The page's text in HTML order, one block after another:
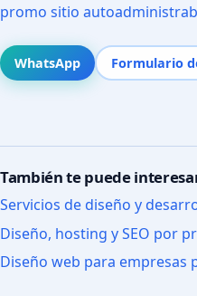
promo sitio
WhatsApp Formulario
También te puede
Servicios de diseño y
Diseño, hosting y SEO por
Diseño web para empresas